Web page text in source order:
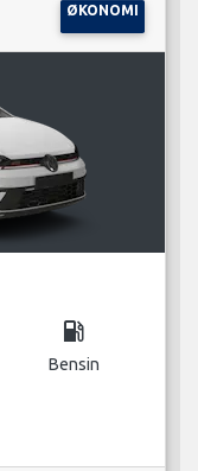
ØKONOMI
local_gas_station
Bensin